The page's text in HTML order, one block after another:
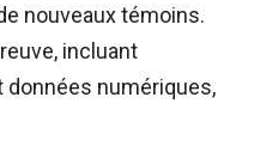
nouveaux témoins.
incluant
numériques,